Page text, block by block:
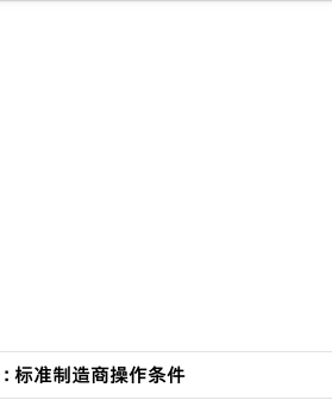
标准制造商操作条件